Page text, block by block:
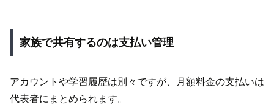
家族で共有するのは支払い管理
アカウントや学習履歴は別々ですが、月額料金の支払いは
代表者にまとめられます。